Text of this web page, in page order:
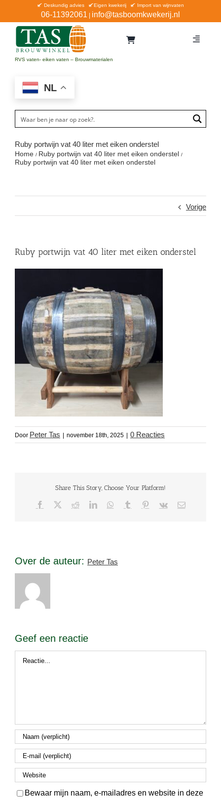
inhoud
06-11392061 info@tasboomkwekerij.nl
Deskundig advies Eigen kwekerij Import van wijnvaten
Toggle
Home
Catalogus
Aanbiedingen
Winkel Waddinxveen
RVS vaten- eiken vaten – Brouwmaterialen
NL
Ruby portwijn vat 40 liter met eiken onderstel
Home
Ruby portwijn vat 40 liter met eiken onderstel
Ruby portwijn vat 40 liter met eiken onderstel
Vorige
Ruby portwijn vat 40 liter met eiken onderstel
Door Peter Tas november 18th, 2025 0 Reacties
Share This Story, Choose Your Platform!
Facebook RedditLinkedInWhatsApp
Tumblr Pinterest
Vk
E-
Over de auteur: Peter Tas
Geef een reactie
Bewaar mijn naam, e-mailadres en website in deze